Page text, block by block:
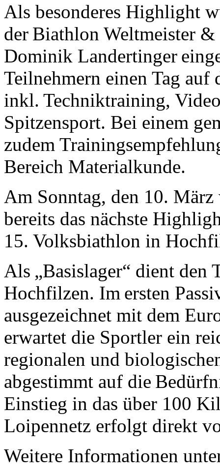
Als besonderes Highlight
der Biathlon Weltmeister
Dominik Landertinger
Teilnehmern einen Tag
inkl. Techniktraining,
Spitzensport. Bei einem
zudem
Bereich Materialkunde.
Am Sonntag, den 10.
bereits das nächste
15. Volksbiathlon in
Als „Basislager“ dient den
Hochfilzen. Im ersten
ausgezeichnet mit dem
erwartet die Sportler ein
regionalen und
abgestimmt auf die
Einstieg in das über 100
Loipennetz erfolgt direkt
Weitere Informationen